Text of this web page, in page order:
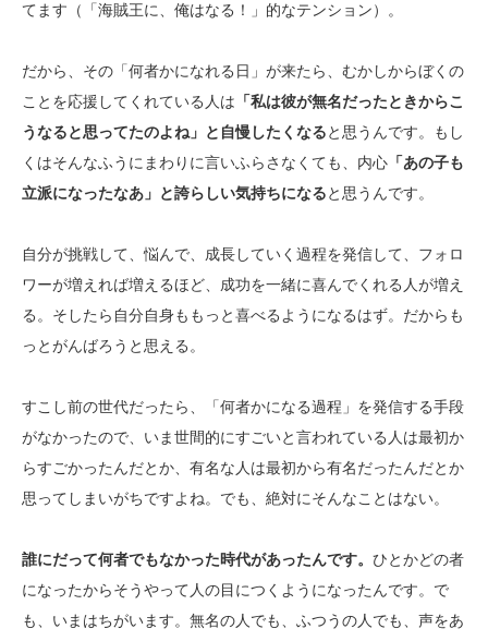
てます（「海賊王に、俺はなる！」的なテンション）。
だから、その「何者かになれる日」が来たら、むかしからぼくの
ことを応援してくれている人は 「私は彼が無名だったときからこ
うなると思ってたのよね」と自慢したくなると思うんです。もし
くはそんなふうにまわりに言いふらさなくても、内心 「あの子も
立派になったなあ」と誇らしい気持ちになると思うんです。
自分が挑戦して、悩んで、成長していく過程を発信して、フォロ
ワーが増えれば増えるほど、成功を一緒に喜んでくれる人が増え
る。そしたら自分自身ももっと喜べるようになるはず。だからも
っとがんばろうと思える。
すこし前の世代だったら、「何者かになる過程」を発信する手段
がなかったので、いま世間的にすごいと言われている人は最初か
らすごかったんだとか、有名な人は最初から有名だったんだとか
思ってしまいがちですよね。でも、絶対にそんなことはない。
誰にだって何者でもなかった時代があったんです。 ひとかどの者
になったからそうやって人の目につくようになったんです。で
も、いまはちがいます。無名の人でも、ふつうの人でも、声をあ